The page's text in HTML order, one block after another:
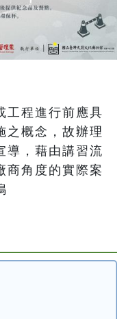
工程進行前應具
之概念，故辦理
導，藉由講習流
商角度的實際案